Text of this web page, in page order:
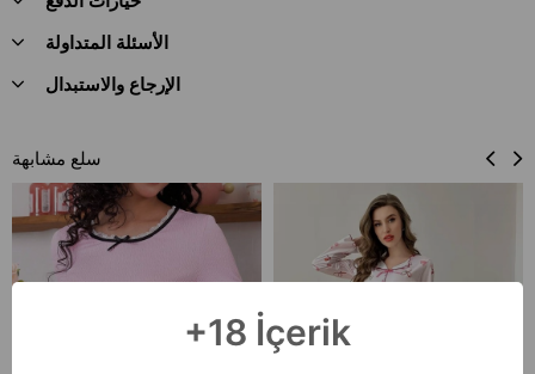
الأسئلة المتداولة
الإرجاع والاستبدال
سلع مشابهة
+18 İçerik